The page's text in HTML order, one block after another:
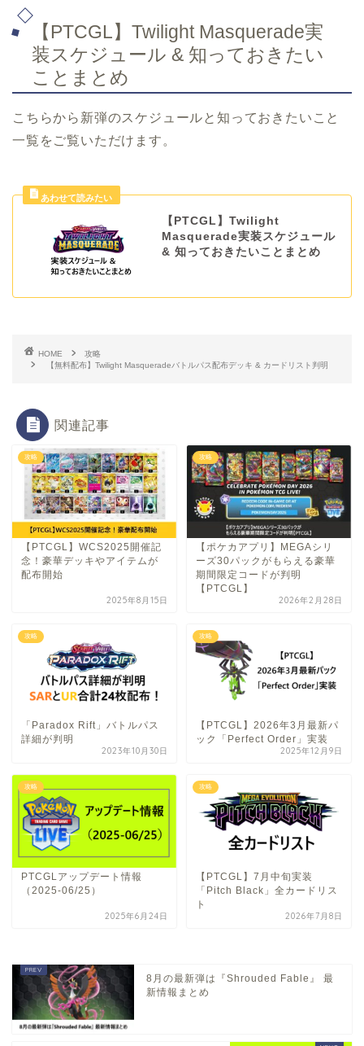
【PTCGL】Twilight Masquerade実
装スケジュール & 知っておきたい
ことまとめ
こちらから新弾のスケジュールと知っておきたいこと
一覧をご覧いただけます。
【PTCGL】Twilight
Masquerade実装スケジュール
& 知っておきたいことまとめ
HOME
攻略
【無料配布】Twilight Masqueradeバトルパス配布デッキ & カードリスト判明
関連記事
攻略
【PTCGL】WCS2025開催記
念！豪華デッキやアイテムが
配布開始
2025年8月15日
攻略
【ポケカアプリ】MEGAシリ
ーズ30パックがもらえる豪華
期間限定コードが判明
【PTCGL】
2026年2月28日
攻略
「Paradox Rift」バトルパス
詳細が判明
2023年10月30日
攻略
【PTCGL】2026年3月最新パ
ック「Perfect Order」実装
2025年12月9日
攻略
PTCGLアップデート情報
（2025-06/25）
2025年6月24日
攻略
【PTCGL】7月中旬実装
「Pitch Black」全カードリス
ト
2026年7月8日
8月の最新弾は『Shrouded Fable』 最
新情報まとめ